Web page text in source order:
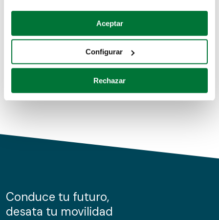
Si lo permite, también quisiéramos:
Recopilar información sobre su ubicación geográfica
Identificar su dispositivo analizándolo activamente
para buscar características específicas (huellas
Obtenga más información sobre cómo se procesan sus
de cookies.
información sobre el uso que haga del sitio web con
nuestros partners de redes sociales, publicidad y análisis
Aceptar
Configurar
Rechazar
Coches de segunda mano
Coches de km0
Conduce tu futuro,
desata tu movilidad